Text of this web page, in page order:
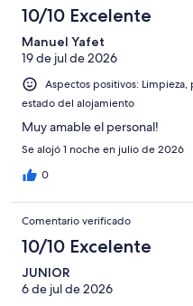
10/10 Excelente
Manuel Yafet
19 de jul de 2026
Aspectos positivos: Limpieza,
estado del alojamiento
Muy amable el personal!
Se alojó 1 noche en julio de 2026
0
Comentario verificado
10/10 Excelente
JUNIOR
6 de jul de 2026